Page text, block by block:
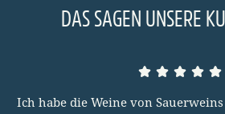
DAS SAGEN UNSERE
Ich habe die Weine von